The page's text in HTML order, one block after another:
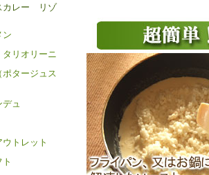
カレー リゾ
ン
リオリーニ
タージュス
ュ
トレット